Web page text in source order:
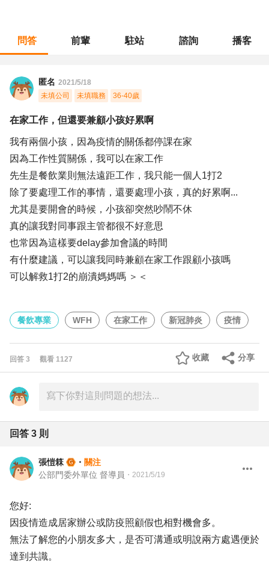
問答 前輩 駐站 諮詢 播客
匿名 2021/5/18
未填公司
未填職務 36-40歲
在家工作，但還要兼顧小孩好累啊
我有兩個小孩，因為疫情的關係都停課在家
因為工作性質關係，我可以在家工作
先生是餐飲業則無法遠距工作，我只能一個人1打2
除了要處理工作的事情，還要處理小孩，真的好累啊...
尤其是要開會的時候，小孩卻突然吵鬧不休
真的讓我對同事跟主管都很不好意思
也常因為這樣要delay參加會議的時間
有什麼建議，可以讓我同時兼顧在家工作跟顧小孩嗎
可以解救1打2的崩潰媽媽嗎 ＞＜
餐飲專業 WFH 在家工作 新冠肺炎 疫情
回答 3 觀看 1127 分享
收藏
回答 3 則
張愷箖 ・ 關注
公部門委外單位 督導員 ・ 2021/5/19
您好:
因疫情造成居家辦公或防疫照顧假也相對機會多。
無法了解您的小朋友多大，是否可溝通或明說兩方處遇便於
達到共識。